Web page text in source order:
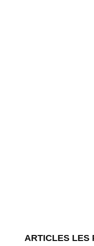
ARTICLES LES